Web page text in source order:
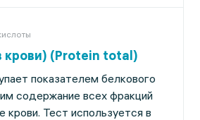
(Protein total)
показателем белкового
содержание всех фракций
крови. Тест используется в